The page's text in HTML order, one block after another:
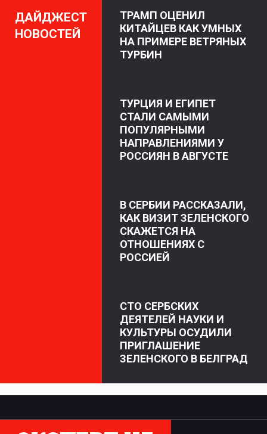
ДАЙДЖЕСТ
НОВОСТЕЙ
ТРАМП ОЦЕНИЛ
КИТАЙЦЕВ КАК УМНЫХ
НА ПРИМЕРЕ ВЕТРЯНЫХ
ТУРБИН
ТУРЦИЯ И ЕГИПЕТ
СТАЛИ САМЫМИ
ПОПУЛЯРНЫМИ
НАПРАВЛЕНИЯМИ У
РОССИЯН В АВГУСТЕ
В СЕРБИИ РАССКАЗАЛИ,
КАК ВИЗИТ ЗЕЛЕНСКОГО
СКАЖЕТСЯ НА
ОТНОШЕНИЯХ С
РОССИЕЙ
СТО СЕРБСКИХ
ДЕЯТЕЛЕЙ НАУКИ И
КУЛЬТУРЫ ОСУДИЛИ
ПРИГЛАШЕНИЕ
ЗЕЛЕНСКОГО В БЕЛГРАД